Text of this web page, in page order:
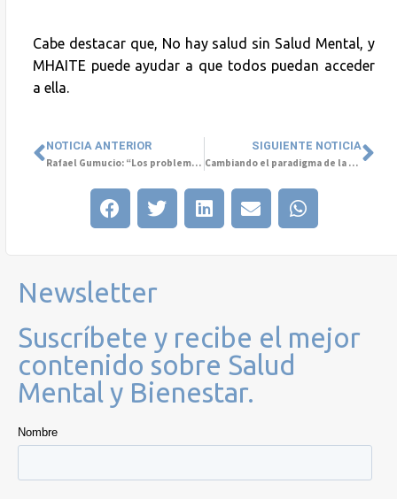
Cabe destacar que, No hay salud sin Salud Mental, y
MHAITE puede ayudar a que todos puedan acceder
a ella.
NOTICIA ANTERIOR
Rafael Gumucio: “Los problemas no se solucionan solos, hay que conversarlos”
SIGUIENTE NOTICIA
Cambiando el paradigma de la participación de las mujeres en el mundo laboral
Newsletter
Suscríbete y recibe el mejor
contenido sobre Salud
Mental y Bienestar.